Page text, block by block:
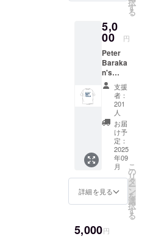
したエンドロー
ルを付けます。
時、必ず備考欄
にエンドロール
に掲載を希望さ
れるお名前をご
記入ください
択
す
る
5,0
00 円
Peter
Baraka
n's
Music
Film
Festival
2025を
デザイ
ンしたT
シャツ
を提供
しま
す。 ・
サイズ
展開：
支援
者：
201
人
お届
け予
定：
2025
年09
月
詳細を見る
こ
の
リ
タ
ー
ン
を
選
択
す
る
5,000円